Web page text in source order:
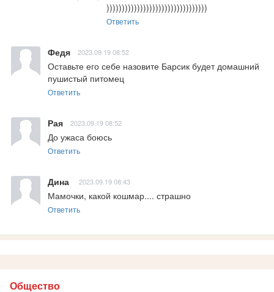
)))))))))))))))))))))))))))))))))
Ответить
Федя 2023.09.19 08:52
Оставьте его себе назовите Барсик будет домашний
пушистый питомец
Ответить
Рая 2023.09.19 08:52
До ужаса боюсь
Ответить
Дина 2023.09.19 08:43
Мамочки, какой кошмар.... страшно
Ответить
Общество